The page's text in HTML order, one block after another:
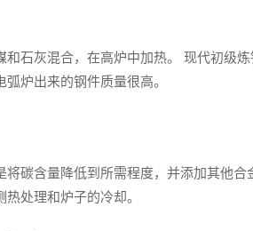
和石灰混合，在高炉中加热。 现代初级
炉出来的钢件质量很高。
将碳含量降低到所需程度，并添加其他
处理和炉子的冷却。